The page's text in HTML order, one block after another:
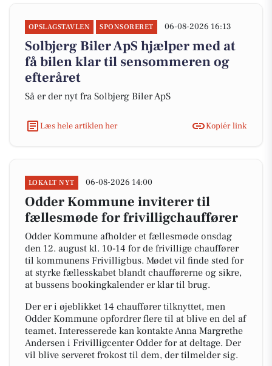
OPSLAGSTAVLEN SPONSORERET 06-08-2026 16:13
Solbjerg Biler ApS hjælper med at
få bilen klar til sensommeren og
efteråret
Så er der nyt fra Solbjerg Biler ApS
Læs hele artiklen her Kopiér link
LOKALT NYT 06-08-2026 14:00
Odder Kommune inviterer til
fællesmøde for frivilligchauffører
Odder Kommune afholder et fællesmøde onsdag
den 12. august kl. 10-14 for de frivillige chauffører
til kommunens Frivilligbus. Mødet vil finde sted for
at styrke fællesskabet blandt chaufførerne og sikre,
at bussens bookingkalender er klar til brug.
Der er i øjeblikket 14 chauffører tilknyttet, men
Odder Kommune opfordrer flere til at blive en del af
teamet. Interesserede kan kontakte Anna Margrethe
Andersen i Frivilligcenter Odder for at deltage. Der
vil blive serveret frokost til dem, der tilmelder sig.